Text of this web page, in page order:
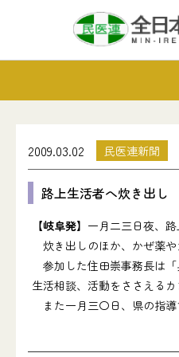
2009.03.02 民医連新聞
路上生活者へ炊き出
【岐阜発】 一月二三日夜、
炊き出しのほか、かぜ薬や
参加した住田崇事務長は
生活相談、活動をささえる
また一月三〇日、県の指